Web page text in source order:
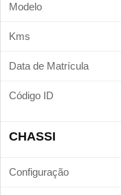
Modelo
Kms
Data de Matrícula
Código ID
CHASSI
Configuração